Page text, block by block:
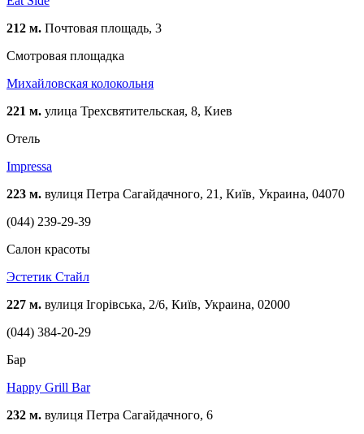
212 м. Почтовая площадь, 3
Смотровая площадка
Михайловская колокольня
221 м. улица Трехсвятительская, 8, Киев
Отель
Impressa
223 м. вулиця Петра Сагайдачного, 21, Київ, Украина, 04070
(044) 239-29-39
Cалон красоты
Эстетик Стайл
227 м. вулиця Ігорівська, 2/6, Київ, Украина, 02000
(044) 384-20-29
Бар
Happy Grill Bar
232 м. вулиця Петра Сагайдачного, 6